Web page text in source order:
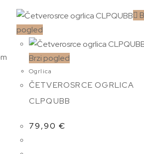
pogled
Brzi pogled
Ogrlica
ČETVEROSRCE OGRLICA
CLPQUBB
79,90 €